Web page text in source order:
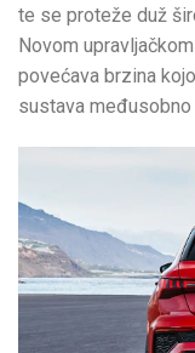
te se proteže duž
Novom
povećava brzina
sustava međusobno